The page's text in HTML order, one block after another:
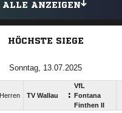
ALLE ANZEIGEN
HÖCHSTE SIEGE
Sonntag, 13.07.2025
Herren TV Wallau :
VfL
Fontana
Finthen II